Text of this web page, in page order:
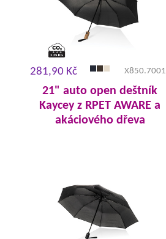
281,90 Kč X850.7001
21" auto open deštník
Kaycey z RPET AWARE a
akáciového dřeva